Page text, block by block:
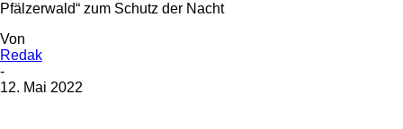
Pfälzerwald“ zum Schutz der Nacht
Von
Redak
-
12. Mai 2022